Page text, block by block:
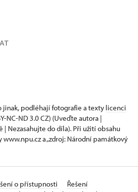
jinak, podléhají fotografie a texty licenci
NC-ND 3.0 CZ) (Uveďte autora |
Nezasahujte do díla). Při užití obsahu
www.npu.cz a „zdroj: Národní památkový
o přístupnosti
Řešení